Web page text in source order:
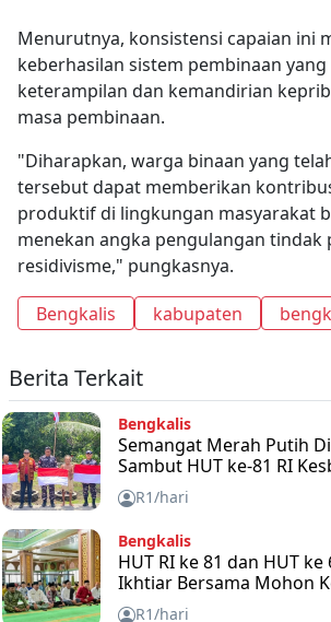
Menurutnya, konsistensi capaian ini
keberhasilan sistem pembinaan
keterampilan dan kemandirian
masa pembinaan.
"Diharapkan, warga binaan yang
tersebut dapat memberikan
produktif di lingkungan masyarakat
menekan angka pengulangan tindak
residivisme," pungkasnya.
Bengkalis
kabupaten
Berita Terkait
Bengkalis
Semangat Merah Putih
Sambut HUT ke-81 RI
Bengkalis Bagikan Bendera
R1/hari
Bengkalis
HUT RI ke 81 dan HUT
Ikhtiar Bersama Mohon
Bangsa dan Negara
R1/hari